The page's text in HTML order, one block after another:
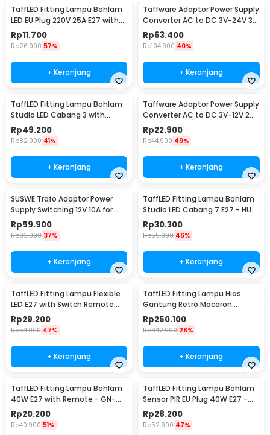
TaffLED Fitting Lampu Bohlam
LED EU Plug 220V 25A E27 with
Switch - HF-666
Rp11.700
Rp26.900 57%
+ Keranjang
Taffware Adaptor Power Supply
Converter AC to DC 3V-24V 3A
Adjustable - BSK-602
Rp63.400
Rp104.900 40%
+ Keranjang
TaffLED Fitting Lampu Bohlam
Studio LED Cabang 3 with
Switch 220V E27 - HU-300
Rp49.200
Rp82.900 41%
+ Keranjang
Taffware Adaptor Power Supply
Converter AC to DC 3V-12V 2A
Adjustable - 31220
Rp22.900
Rp44.900 49%
+ Keranjang
SUSWE Trafo Adaptor Power
Supply Switching 12V 10A for
Modul LED CCTV - S-120-12
Rp59.900
Rp93.900 37%
+ Keranjang
TaffLED Fitting Lampu Bohlam
Studio LED Cabang 7 E27 - HU-
700
Rp30.300
Rp55.900 46%
+ Keranjang
TaffLED Fitting Lampu Flexible
LED E27 with Switch Remote
Control - HF-555
Rp29.200
Rp54.900 47%
+ Keranjang
TaffLED Fitting Lampu Hias
Gantung Retro Macaron
Hanging Lamp E27 - LPL139
Rp250.100
Rp342.900 28%
+ Keranjang
TaffLED Fitting Lampu Bohlam
40W E27 with Remote - GN-
428
Rp20.200
Rp40.900 51%
TaffLED Fitting Lampu Bohlam
Sensor PIR EU Plug 40W E27 -
SP-400
Rp28.200
Rp52.900 47%